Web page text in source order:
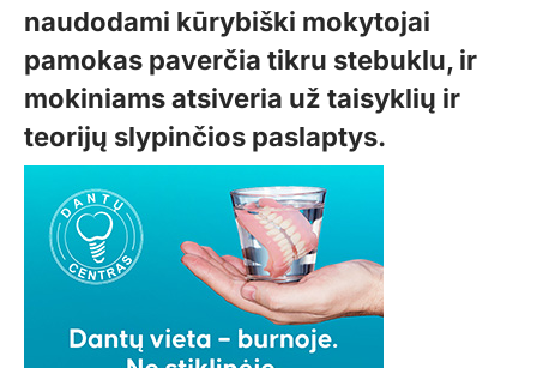
naudodami kūrybiški mokytojai
pamokas paverčia tikru stebuklu, ir
mokiniams atsiveria už taisyklių ir
teorijų slypinčios paslaptys.